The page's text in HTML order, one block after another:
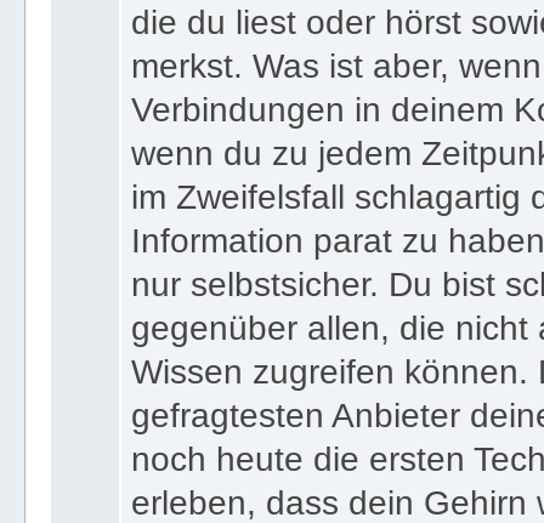
die du liest oder hörst
merkst. Was ist aber,
Verbindungen in deinem
wenn du zu jedem
im Zweifelsfall schlagartig
Information parat zu
nur selbstsicher. Du bist
gegenüber allen, die nicht
Wissen zugreifen können.
gefragtesten Anbieter
noch heute die ersten
erleben, dass dein Gehirn